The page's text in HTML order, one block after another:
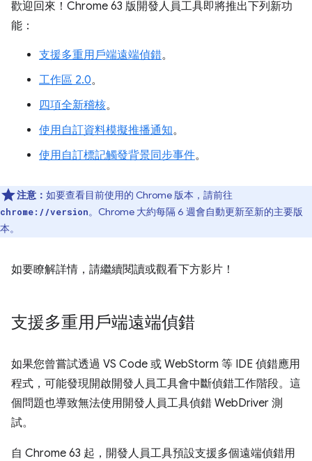
歡迎回來！Chrome 63 版開發人員工具即將推出下列新功
能：
支援多重用戶端遠端偵錯。
工作區 2.0。
四項全新稽核。
使用自訂資料模擬推播通知。
使用自訂標記觸發背景同步事件。
注意： 如要查看目前使用的 Chrome 版本，請前往
chrome://version。Chrome 大約每隔 6 週會自動更新至新的主要版
本。
如要瞭解詳情，請繼續閱讀或觀看下方影片！
支援多重用戶端遠端偵錯
如果您曾嘗試透過 VS Code 或 WebStorm 等 IDE 偵錯應用
程式，可能發現開啟開發人員工具會中斷偵錯工作階段。這
個問題也導致無法使用開發人員工具偵錯 WebDriver 測
試。
自 Chrome 63 起，開發人員工具預設支援多個遠端偵錯用